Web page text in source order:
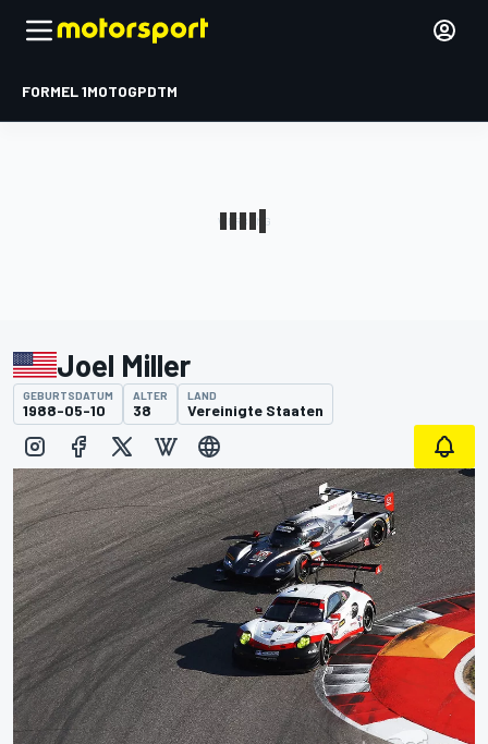
FORMEL 1MOTOGPDTM
Joel Miller
GEBURTSDATUM
1988-05-10
ALTER
38
LAND
Vereinigte Staaten